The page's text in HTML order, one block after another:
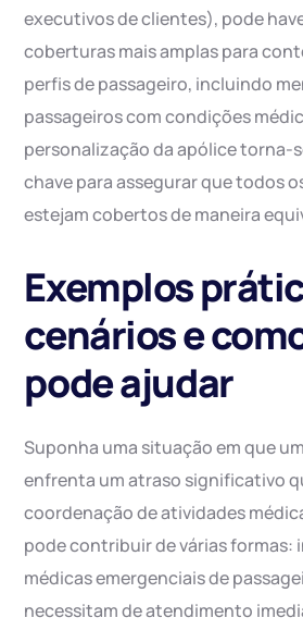
executivos de clientes), pode
coberturas mais amplas para
perfis de passageiro, incluindo
passageiros com condições
personalização da apólice torna-
chave para assegurar que todos
estejam cobertos de maneira
Exemplos
cenários e
pode ajudar
Suponha uma situação em que
enfrenta um atraso significativo
coordenação de atividades
pode contribuir de várias formas:
médicas emergenciais de
necessitam de atendimento